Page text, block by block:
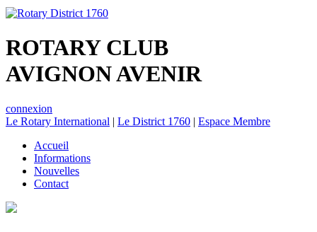
ROTARY CLUB
AVIGNON AVENIR
connexion
Le Rotary International | Le District 1760 | Espace Membre
Accueil
Informations
Nouvelles
Contact